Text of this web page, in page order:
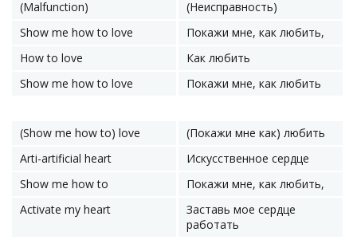
(Malfunction)
(Неисправность)
Show me how to love
Покажи мне, как любить,
How to love
Как любить
Show me how to love
Покажи мне, как любить
(Show me how to) love
(Покажи мне как) любить
Arti-artificial heart
Искусственное сердце
Show me how to
Покажи мне, как любить,
Activate my heart
Заставь мое сердце
работать